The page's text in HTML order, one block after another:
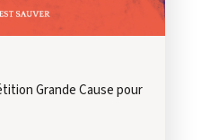
Grande Cause pour